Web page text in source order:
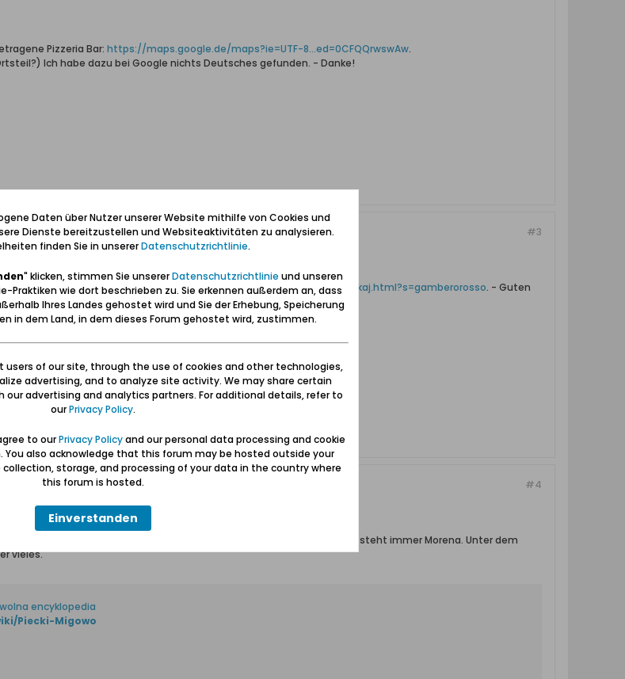
Pizzeria Bar: https://maps.google.de/maps?ie=UTF-8...ed=0CFQQrwswAw.
Ich habe dazu bei Google nichts Deutsches gefunden. - Danke!
#3
Ristorante Pizzeria Bar) gefunden:http://galeria.trojmiasto.pl/szukaj.html?s=gamberorosso. - Guten
#4
(früher Pietzkendorf und Müggau). Aber auf den Straßenschildern steht immer Morena. Unter dem
vieles.
encyklopedia
Piecki-Migowo
Daten über Nutzer unserer Website mithilfe von Cookies und
Dienste bereitzustellen und Websiteaktivitäten zu analysieren.
finden Sie in unsererDatenschutzrichtlinie.
" klicken, stimmen Sie unsererDatenschutzrichtlinie und unseren
Praktiken wie dort beschrieben zu. Sie erkennen außerdem an, dass
Ihres Landes gehostet wird und Sie der Erhebung, Speicherung
in dem Land, in dem dieses Forum gehostet wird, zustimmen.
users of our site, through the use of cookies and other technologies,
advertising, and to analyze site activity. We may share certain
advertising and analytics partners. For additional details, refer to
ourPrivacy Policy.
to ourPrivacy Policyand our personal data processing and cookie
You also acknowledge that this forum may be hosted outside your
storage, and processing of your data in the country where
this forum is hosted.
Einverstanden